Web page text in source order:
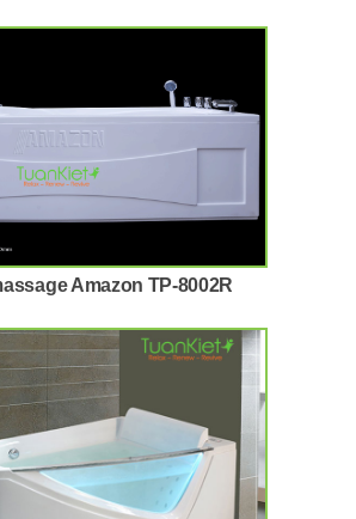
Amazon TP-8002R